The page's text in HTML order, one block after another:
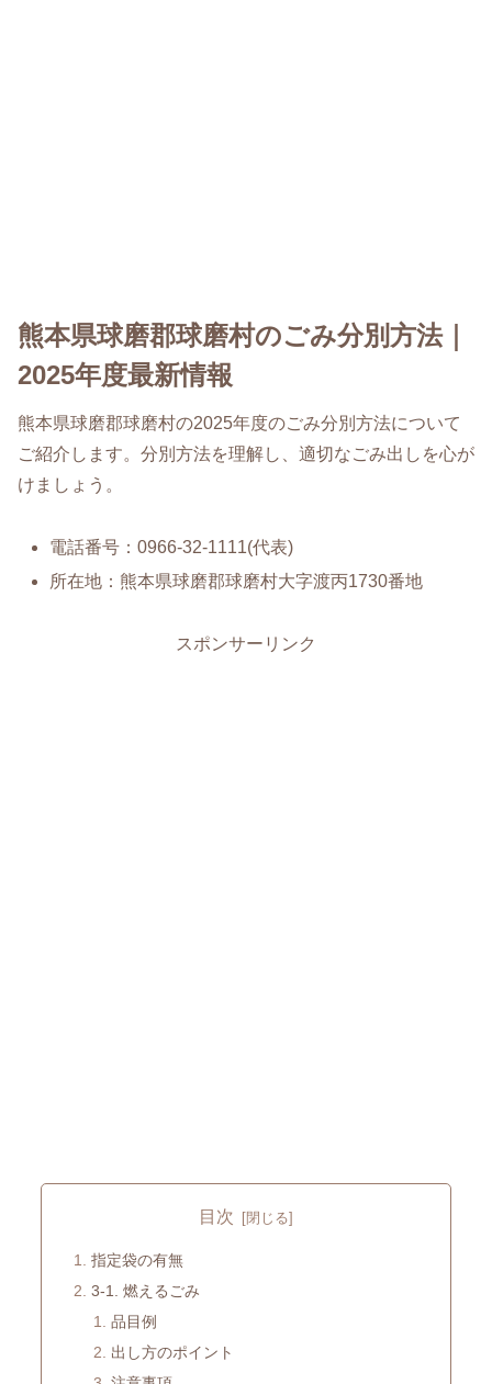
熊本県球磨郡球磨村のごみ分別方法｜
2025年度最新情報
熊本県球磨郡球磨村の2025年度のごみ分別方法について
ご紹介します。分別方法を理解し、適切なごみ出しを心が
けましょう。
電話番号：0966-32-1111(代表)
所在地：熊本県球磨郡球磨村大字渡丙1730番地
スポンサーリンク
目次
指定袋の有無
3-1. 燃えるごみ
品目例
出し方のポイント